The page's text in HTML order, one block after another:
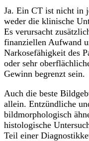
Ja. Ein CT ist nicht in
weder die klinische
Es verursacht
finanziellen Aufwand
Narkosefähigkeit des
oder sehr
Gewinn begrenzt sein.
Auch die beste
allein. Entzündliche
bildmorphologisch
histologische
Teil einer